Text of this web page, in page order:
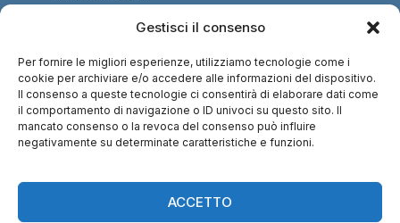
Gestisci il consenso
Per fornire le migliori esperienze, utilizziamo tecnologie come i
cookie per archiviare e/o accedere alle informazioni del dispositivo.
Il consenso a queste tecnologie ci consentirà di elaborare dati come
il comportamento di navigazione o ID univoci su questo sito. Il
mancato consenso o la revoca del consenso può influire
negativamente su determinate caratteristiche e funzioni.
ACCETTO
SEGUICI SUI SOCIAL
CI TROVI ANCHE SU: